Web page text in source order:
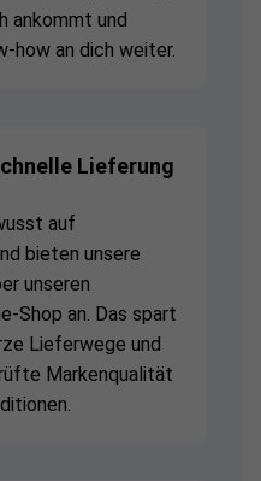
ankommt und
how an dich weiter.
Lieferung
auf
bieten unsere
unseren
Shop an. Das spart
Lieferwege und
Markenqualität